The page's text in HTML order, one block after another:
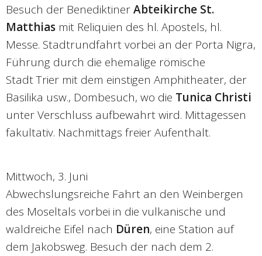
Besuch der BenediktinerAbteikirche St.
Matthias mit Reliquien des hl. Apostels, hl.
Messe. Stadtrundfahrt vorbei an der Porta Nigra,
Führung durch die ehemalige römische
Stadt Trier mit dem einstigen Amphitheater, der
Basilika usw., Dombesuch, wo die Tunica Christi
unter Verschluss aufbewahrt wird. Mittagessen
fakultativ. Nachmittags freier Aufenthalt.
Mittwoch, 3. Juni
Abwechslungsreiche Fahrt an den Weinbergen
des Moseltals vorbei in die vulkanische und
waldreiche Eifel nach Düren, eine Station auf
dem Jakobsweg. Besuch der nach dem 2.